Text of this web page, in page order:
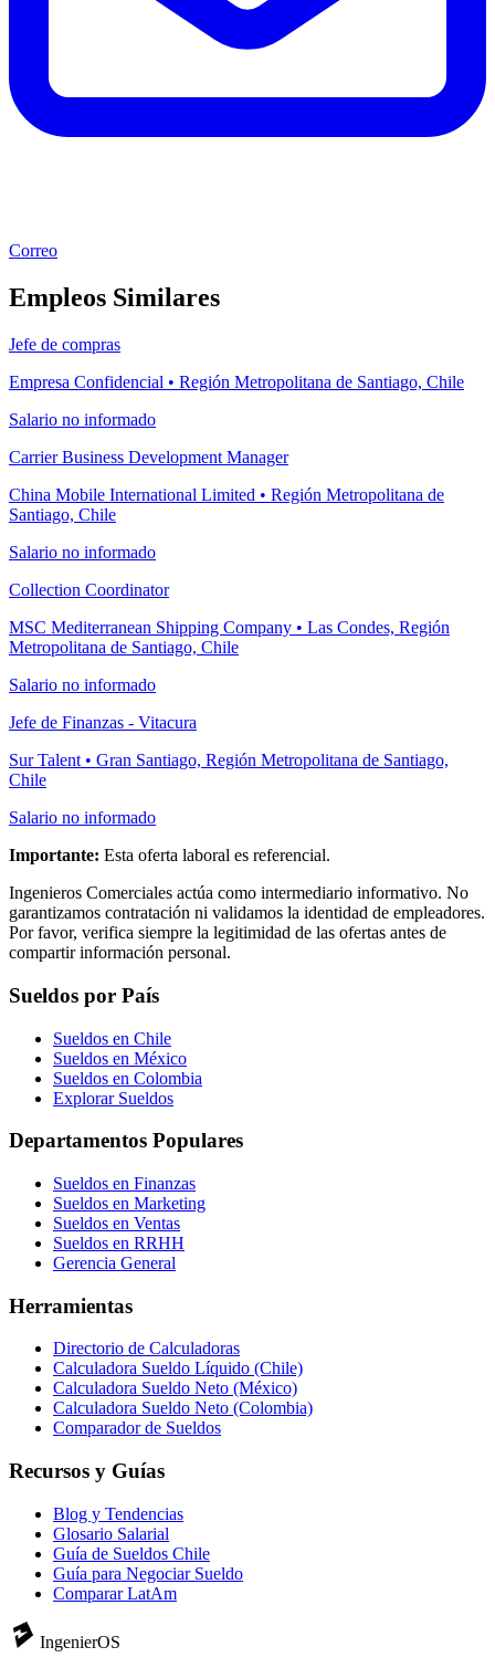
Correo
Empleos Similares
Jefe de compras
Empresa Confidencial • Región Metropolitana de Santiago, Chile
Salario no informado
Carrier Business Development Manager
China Mobile International Limited • Región Metropolitana de
Santiago, Chile
Salario no informado
Collection Coordinator
MSC Mediterranean Shipping Company • Las Condes, Región
Metropolitana de Santiago, Chile
Salario no informado
Jefe de Finanzas - Vitacura
Sur Talent • Gran Santiago, Región Metropolitana de Santiago,
Chile
Salario no informado
Importante: Esta oferta laboral es referencial.
Ingenieros Comerciales actúa como intermediario informativo. No
garantizamos contratación ni validamos la identidad de empleadores.
Por favor, verifica siempre la legitimidad de las ofertas antes de
compartir información personal.
Sueldos por País
Sueldos en Chile
Sueldos en México
Sueldos en Colombia
Explorar Sueldos
Departamentos Populares
Sueldos en Finanzas
Sueldos en Marketing
Sueldos en Ventas
Sueldos en RRHH
Gerencia General
Herramientas
Directorio de Calculadoras
Calculadora Sueldo Líquido (Chile)
Calculadora Sueldo Neto (México)
Calculadora Sueldo Neto (Colombia)
Comparador de Sueldos
Recursos y Guías
Blog y Tendencias
Glosario Salarial
Guía de Sueldos Chile
Guía para Negociar Sueldo
Comparar LatAm
IngenierOS